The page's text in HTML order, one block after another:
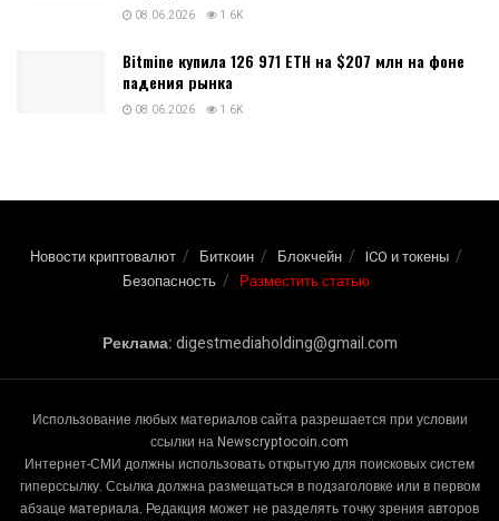
08.06.2026 1.6K
Bitmine купила 126 971 ETH на $207 млн на фоне
падения рынка
08.06.2026 1.6K
Новости криптовалют Биткоин Блокчейн
ICO и токены
Безопасность
Разместить статью
Реклама:digestmediaholding@gmail.com
Использование любых материалов сайта разрешается при условии
ссылки на Newscryptocoin.com
Интернет-СМИ должны использовать открытую для поисковых систем
гиперссылку. Ссылка должна размещаться в подзаголовке или в первом
абзаце материала. Редакция может не разделять точку зрения авторов